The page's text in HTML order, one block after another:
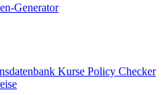
Generator
Kurse Policy Checker